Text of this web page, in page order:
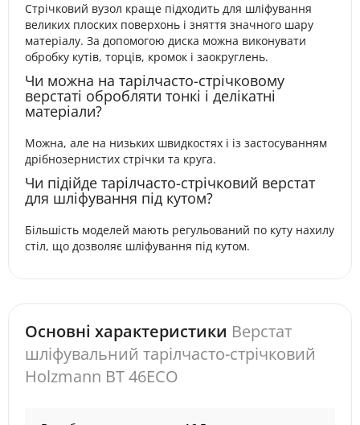
Стрічковий вузол краще підходить для шліфування
великих плоских поверхонь і зняття значного шару
матеріалу. За допомогою диска можна виконувати
обробку кутів, торців, кромок і заокруглень.
Чи можна на тарілчасто-стрічковому
верстаті обробляти тонкі і делікатні
матеріали?
Можна, але на низьких швидкостях і із застосуванням
дрібнозернистих стрічки та круга.
Чи підійде тарілчасто-стрічковий верстат
для шліфування під кутом?
Більшість моделей мають регульований по куту нахилу
стіл, що дозволяє шліфування під кутом.
Основні характеристики Верстат
шліфувальний тарілчасто-стрічковий
Holzmann BT 46ECO